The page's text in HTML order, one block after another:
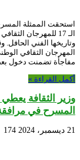
استحقت الممثلة
الـ 17 للمهرجان
وتاريخها الفني الحافل.
المهرجان الثقافي
مفاجأة تضمنت دخول
أكمل القراءة »
المسرح في
21 ديسمبر، 2024 174